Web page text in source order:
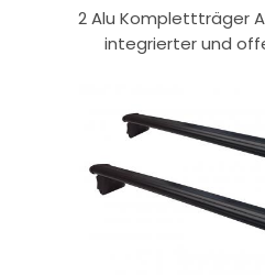
2 Alu Komplettträger
integrierter und